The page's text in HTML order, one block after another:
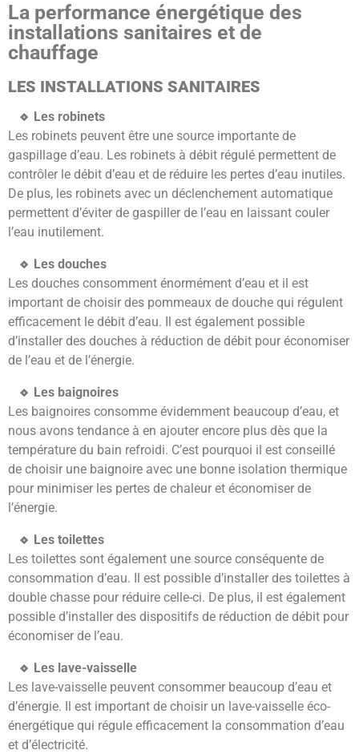
La performance énergétique des
installations sanitaires et de
chauffage
LES INSTALLATIONS SANITAIRES
Les robinets
Les robinets peuvent être une source importante de
gaspillage d’eau. Les robinets à débit régulé permettent de
contrôler le débit d’eau et de réduire les pertes d’eau inutiles.
De plus, les robinets avec un déclenchement automatique
permettent d’éviter de gaspiller de l’eau en laissant couler
l’eau inutilement.
Les douches
Les douches consomment énormément d’eau et il est
important de choisir des pommeaux de douche qui régulent
efficacement le débit d’eau. Il est également possible
d’installer des douches à réduction de débit pour économiser
de l’eau et de l’énergie.
Les baignoires
Les baignoires consomme évidemment beaucoup d’eau, et
nous avons tendance à en ajouter encore plus dès que la
température du bain refroidi. C’est pourquoi il est conseillé
de choisir une baignoire avec une bonne isolation thermique
pour minimiser les pertes de chaleur et économiser de
l’énergie.
Les toilettes
Les toilettes sont également une source conséquente de
consommation d’eau. Il est possible d’installer des toilettes à
double chasse pour réduire celle-ci. De plus, il est également
possible d’installer des dispositifs de réduction de débit pour
économiser de l’eau.
Les lave-vaisselle
Les lave-vaisselle peuvent consommer beaucoup d’eau et
d’énergie. Il est important de choisir un lave-vaisselle éco-
énergétique qui régule efficacement la consommation d’eau
et d’électricité.